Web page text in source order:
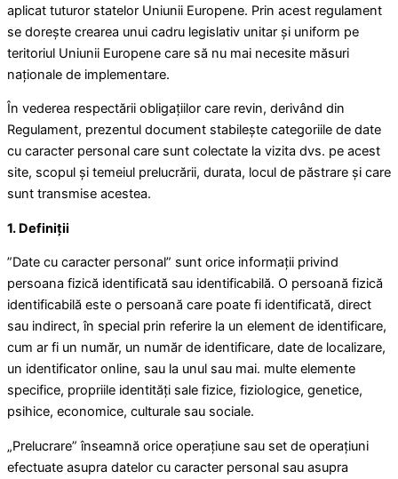
aplicat tuturor statelor Uniunii Europene. Prin acest regulament
se dorește crearea unui cadru legislativ unitar și uniform pe
teritoriul Uniunii Europene care să nu mai necesite măsuri
naționale de implementare.
În vederea respectării obligațiilor care revin, derivând din
Regulament, prezentul document stabilește categoriile de date
cu caracter personal care sunt colectate la vizita dvs. pe acest
site, scopul și temeiul prelucrării, durata, locul de păstrare și care
sunt transmise acestea.
1. Definiții
”Date cu caracter personal” sunt orice informații privind
persoana fizică identificată sau identificabilă. O persoană fizică
identificabilă este o persoană care poate fi identificată, direct
sau indirect, în special prin referire la un element de identificare,
cum ar fi un număr, un număr de identificare, date de localizare,
un identificator online, sau la unul sau mai. multe elemente
specifice, propriile identități sale fizice, fiziologice, genetice,
psihice, economice, culturale sau sociale.
„Prelucrare” înseamnă orice operațiune sau set de operațiuni
efectuate asupra datelor cu caracter personal sau asupra